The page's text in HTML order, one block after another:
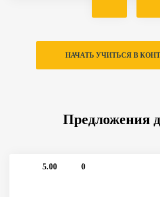
НАЧАТЬ УЧИТЬСЯ В
Предложения
5.00 0